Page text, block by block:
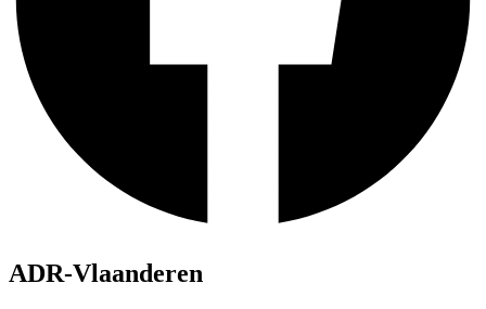
ADR-Vlaanderen